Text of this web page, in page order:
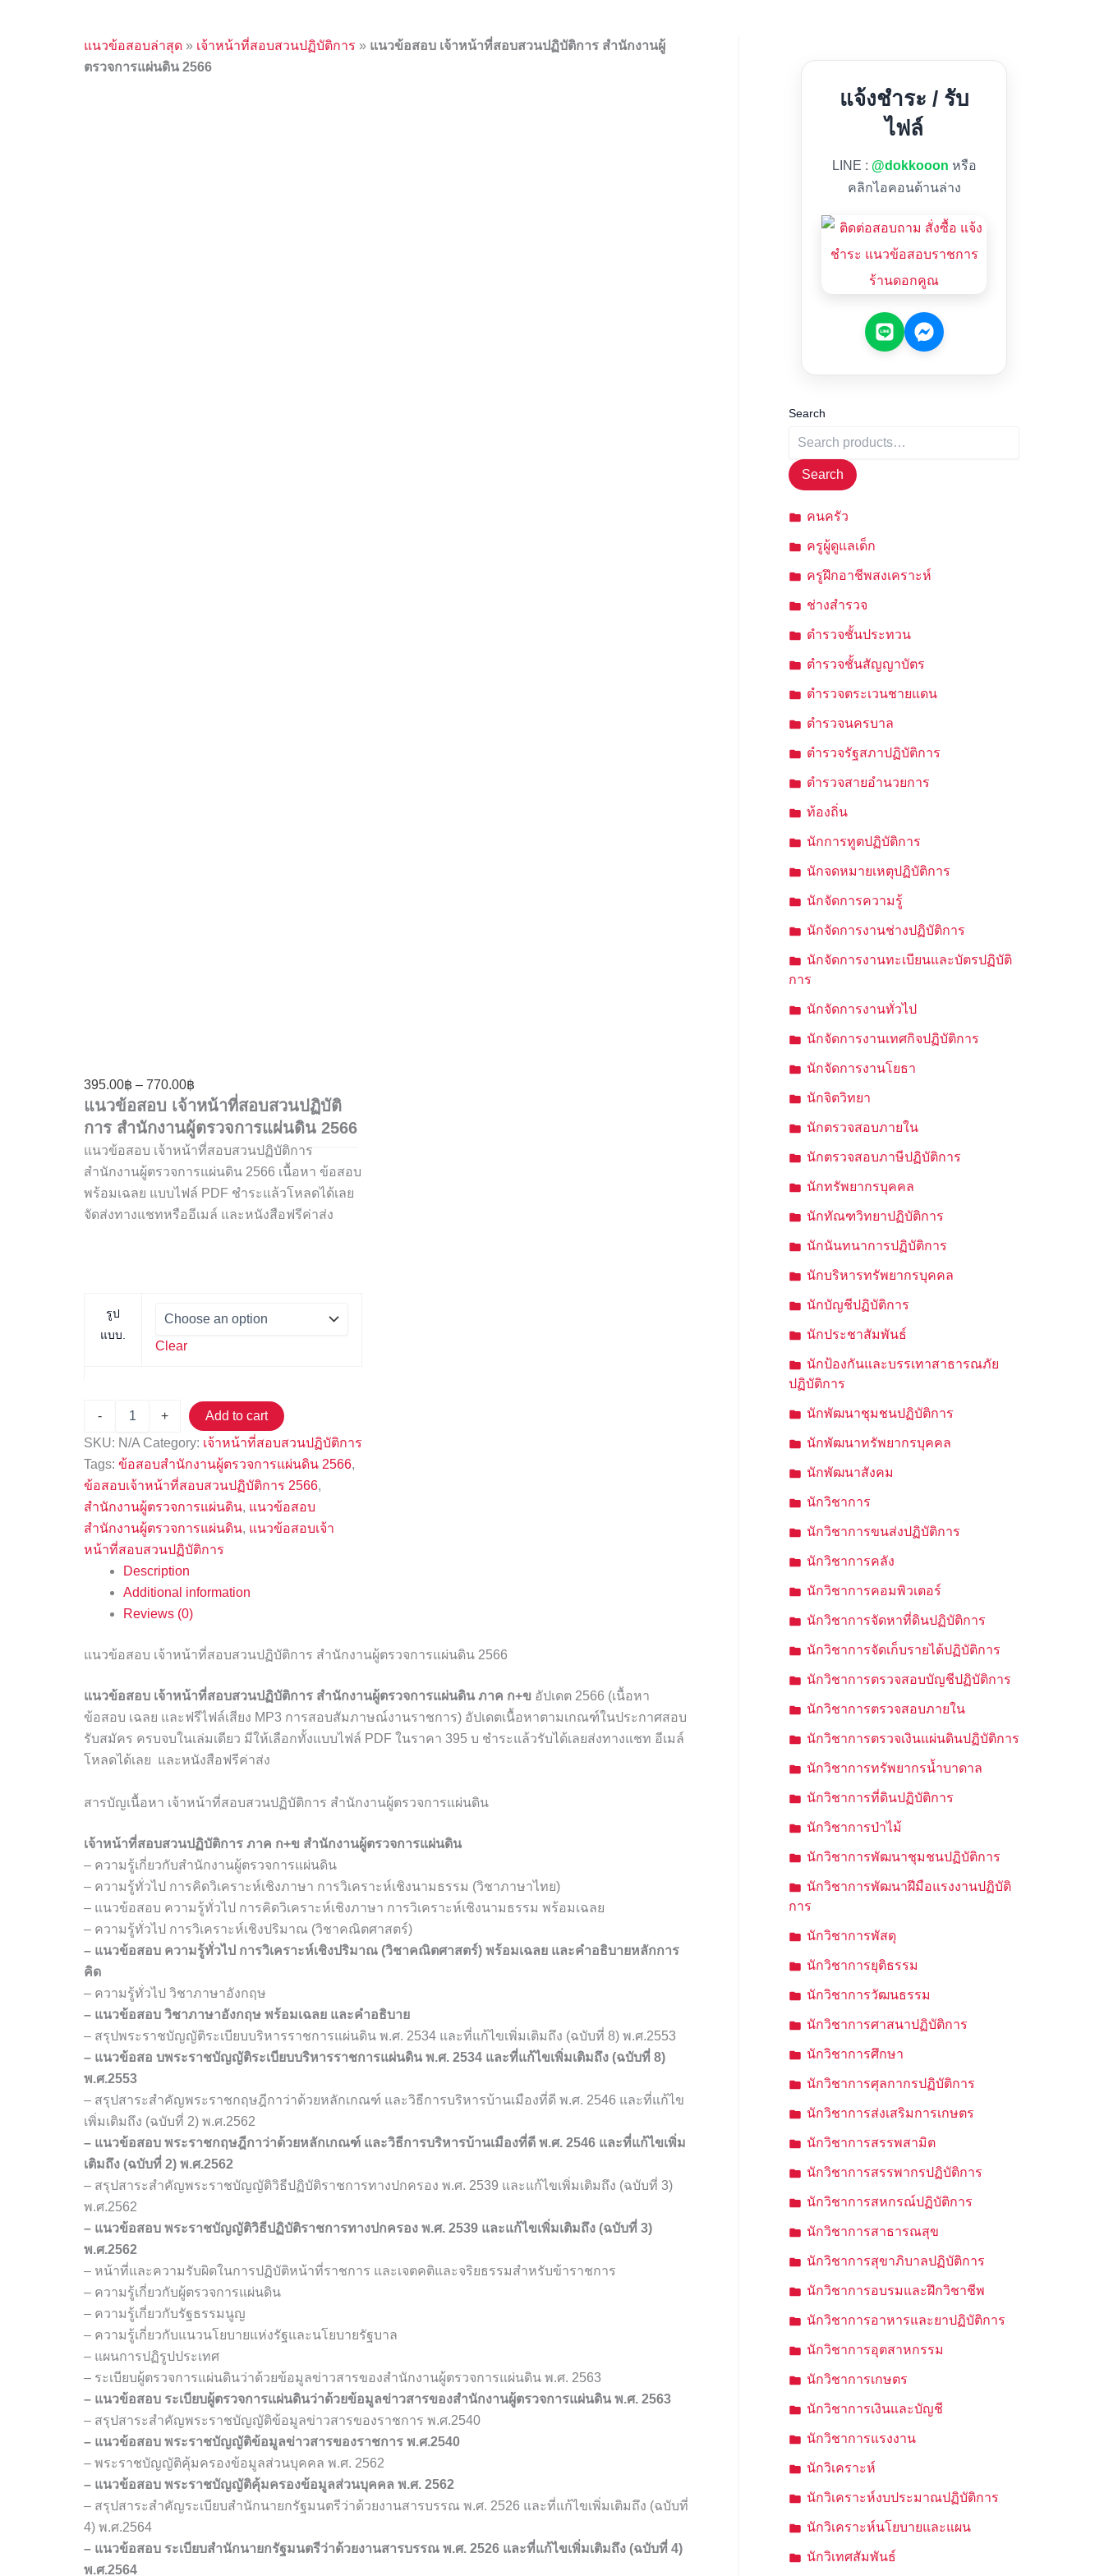
แนวข้อสอบล่าสุด » เจ้าหน้าที่สอบสวนปฏิบัติการ » แนวข้อสอบ เจ้าหน้าที่สอบสวนปฏิบัติการ สำนักงานผู้
ตรวจการแผ่นดิน 2566
395.00฿ – 770.00฿
แนวข้อสอบ เจ้าหน้าที่สอบสวนปฏิบัติ
การ สำนักงานผู้ตรวจการแผ่นดิน 2566
แนวข้อสอบ เจ้าหน้าที่สอบสวนปฏิบัติการ
สำนักงานผู้ตรวจการแผ่นดิน 2566 เนื้อหา ข้อสอบ
พร้อมเฉลย แบบไฟล์ PDF ชำระแล้วโหลดได้เลย
จัดส่งทางแชทหรืออีเมล์ และหนังสือฟรีค่าส่ง
รูป
แบบ.
Clear
- +
Add to cart
SKU: N/A Category: เจ้าหน้าที่สอบสวนปฏิบัติการ
Tags: ข้อสอบสำนักงานผู้ตรวจการแผ่นดิน 2566,
ข้อสอบเจ้าหน้าที่สอบสวนปฏิบัติการ 2566,
สำนักงานผู้ตรวจการแผ่นดิน, แนวข้อสอบ
สำนักงานผู้ตรวจการแผ่นดิน, แนวข้อสอบเจ้า
หน้าที่สอบสวนปฏิบัติการ
Description
Additional information
Reviews (0)
แนวข้อสอบ เจ้าหน้าที่สอบสวนปฏิบัติการ สำนักงานผู้ตรวจการแผ่นดิน 2566
แนวข้อสอบ เจ้าหน้าที่สอบสวนปฏิบัติการ สำนักงานผู้ตรวจการแผ่นดิน ภาค ก+ข อัปเดต 2566 (เนื้อหา
ข้อสอบ เฉลย และฟรีไฟล์เสียง MP3 การสอบสัมภาษณ์งานราชการ) อัปเดตเนื้อหาตามเกณฑ์ในประกาศสอบ
รับสมัคร ครบจบในเล่มเดียว มีให้เลือกทั้งแบบไฟล์ PDF ในราคา 395 บ ชำระแล้วรับได้เลยส่งทางแชท อีเมล์
โหลดได้เลย และหนังสือฟรีค่าส่ง
สารบัญเนื้อหา เจ้าหน้าที่สอบสวนปฏิบัติการ สำนักงานผู้ตรวจการแผ่นดิน
เจ้าหน้าที่สอบสวนปฏิบัติการ ภาค ก+ข สำนักงานผู้ตรวจการแผ่นดิน
– ความรู้เกี่ยวกับสำนักงานผู้ตรวจการแผ่นดิน
– ความรู้ทั่วไป การคิดวิเคราะห์เชิงภาษา การวิเคราะห์เชิงนามธรรม (วิชาภาษาไทย)
– แนวข้อสอบ ความรู้ทั่วไป การคิดวิเคราะห์เชิงภาษา การวิเคราะห์เชิงนามธรรม พร้อมเฉลย
– ความรู้ทั่วไป การวิเคราะห์เชิงปริมาณ (วิชาคณิตศาสตร์)
– แนวข้อสอบ ความรู้ทั่วไป การวิเคราะห์เชิงปริมาณ (วิชาคณิตศาสตร์) พร้อมเฉลย และคำอธิบายหลักการ
คิด
– ความรู้ทั่วไป วิชาภาษาอังกฤษ
– แนวข้อสอบ วิชาภาษาอังกฤษ พร้อมเฉลย และคำอธิบาย
– สรุปพระราชบัญญัติระเบียบบริหารราชการแผ่นดิน พ.ศ. 2534 และที่แก้ไขเพิ่มเติมถึง (ฉบับที่ 8) พ.ศ.2553
– แนวข้อสอ บพระราชบัญญัติระเบียบบริหารราชการแผ่นดิน พ.ศ. 2534 และที่แก้ไขเพิ่มเติมถึง (ฉบับที่ 8)
พ.ศ.2553
– สรุปสาระสำคัญพระราชกฤษฎีกาว่าด้วยหลักเกณฑ์ และวิธีการบริหารบ้านเมืองที่ดี พ.ศ. 2546 และที่แก้ไข
เพิ่มเติมถึง (ฉบับที่ 2) พ.ศ.2562
– แนวข้อสอบ พระราชกฤษฎีกาว่าด้วยหลักเกณฑ์ และวิธีการบริหารบ้านเมืองที่ดี พ.ศ. 2546 และที่แก้ไขเพิ่ม
เติมถึง (ฉบับที่ 2) พ.ศ.2562
– สรุปสาระสำคัญพระราชบัญญัติวิธีปฏิบัติราชการทางปกครอง พ.ศ. 2539 และแก้ไขเพิ่มเติมถึง (ฉบับที่ 3)
พ.ศ.2562
– แนวข้อสอบ พระราชบัญญัติวิธีปฏิบัติราชการทางปกครอง พ.ศ. 2539 และแก้ไขเพิ่มเติมถึง (ฉบับที่ 3)
พ.ศ.2562
– หน้าที่และความรับผิดในการปฏิบัติหน้าที่ราชการ และเจตคติและจริยธรรมสำหรับข้าราชการ
– ความรู้เกี่ยวกับผู้ตรวจการแผ่นดิน
– ความรู้เกี่ยวกับรัฐธรรมนูญ
– ความรู้เกี่ยวกับแนวนโยบายแห่งรัฐและนโยบายรัฐบาล
– แผนการปฏิรูปประเทศ
– ระเบียบผู้ตรวจการแผ่นดินว่าด้วยข้อมูลข่าวสารของสำนักงานผู้ตรวจการแผ่นดิน พ.ศ. 2563
– แนวข้อสอบ ระเบียบผู้ตรวจการแผ่นดินว่าด้วยข้อมูลข่าวสารของสำนักงานผู้ตรวจการแผ่นดิน พ.ศ. 2563
– สรุปสาระสำคัญพระราชบัญญัติข้อมูลข่าวสารของราชการ พ.ศ.2540
– แนวข้อสอบ พระราชบัญญัติข้อมูลข่าวสารของราชการ พ.ศ.2540
– พระราชบัญญัติคุ้มครองข้อมูลส่วนบุคคล พ.ศ. 2562
– แนวข้อสอบ พระราชบัญญัติคุ้มครองข้อมูลส่วนบุคคล พ.ศ. 2562
– สรุปสาระสำคัญระเบียบสำนักนายกรัฐมนตรีว่าด้วยงานสารบรรณ พ.ศ. 2526 และที่แก้ไขเพิ่มเติมถึง (ฉบับที่
4) พ.ศ.2564
– แนวข้อสอบ ระเบียบสำนักนายกรัฐมนตรีว่าด้วยงานสารบรรณ พ.ศ. 2526 และที่แก้ไขเพิ่มเติมถึง (ฉบับที่ 4)
พ.ศ.2564
แจ้งชำระ / รับ
ไฟล์
LINE : @dokkooon หรือ
คลิกไอคอนด้านล่าง
Search
Search
คนครัว
ครูผู้ดูแลเด็ก
ครูฝึกอาชีพสงเคราะห์
ช่างสำรวจ
ตำรวจชั้นประทวน
ตำรวจชั้นสัญญาบัตร
ตำรวจตระเวนชายแดน
ตำรวจนครบาล
ตำรวจรัฐสภาปฏิบัติการ
ตำรวจสายอำนวยการ
ท้องถิ่น
นักการทูตปฏิบัติการ
นักจดหมายเหตุปฏิบัติการ
นักจัดการความรู้
นักจัดการงานช่างปฏิบัติการ
นักจัดการงานทะเบียนและบัตรปฏิบัติ
การ
นักจัดการงานทั่วไป
นักจัดการงานเทศกิจปฏิบัติการ
นักจัดการงานโยธา
นักจิตวิทยา
นักตรวจสอบภายใน
นักตรวจสอบภาษีปฏิบัติการ
นักทรัพยากรบุคคล
นักทัณฑวิทยาปฏิบัติการ
นักนันทนาการปฏิบัติการ
นักบริหารทรัพยากรบุคคล
นักบัญชีปฏิบัติการ
นักประชาสัมพันธ์
นักป้องกันและบรรเทาสาธารณภัย
ปฏิบัติการ
นักพัฒนาชุมชนปฏิบัติการ
นักพัฒนาทรัพยากรบุคคล
นักพัฒนาสังคม
นักวิชาการ
นักวิชาการขนส่งปฏิบัติการ
นักวิชาการคลัง
นักวิชาการคอมพิวเตอร์
นักวิชาการจัดหาที่ดินปฏิบัติการ
นักวิชาการจัดเก็บรายได้ปฏิบัติการ
นักวิชาการตรวจสอบบัญชีปฏิบัติการ
นักวิชาการตรวจสอบภายใน
นักวิชาการตรวจเงินแผ่นดินปฏิบัติการ
นักวิชาการทรัพยากรน้ำบาดาล
นักวิชาการที่ดินปฏิบัติการ
นักวิชาการป่าไม้
นักวิชาการพัฒนาชุมชนปฏิบัติการ
นักวิชาการพัฒนาฝีมือแรงงานปฏิบัติ
การ
นักวิชาการพัสดุ
นักวิชาการยุติธรรม
นักวิชาการวัฒนธรรม
นักวิชาการศาสนาปฏิบัติการ
นักวิชาการศึกษา
นักวิชาการศุลกากรปฏิบัติการ
นักวิชาการส่งเสริมการเกษตร
นักวิชาการสรรพสามิต
นักวิชาการสรรพากรปฏิบัติการ
นักวิชาการสหกรณ์ปฏิบัติการ
นักวิชาการสาธารณสุข
นักวิชาการสุขาภิบาลปฏิบัติการ
นักวิชาการอบรมและฝึกวิชาชีพ
นักวิชาการอาหารและยาปฏิบัติการ
นักวิชาการอุตสาหกรรม
นักวิชาการเกษตร
นักวิชาการเงินและบัญชี
นักวิชาการแรงงาน
นักวิเคราะห์
นักวิเคราะห์งบประมาณปฏิบัติการ
นักวิเคราะห์นโยบายและแผน
นักวิเทศสัมพันธ์